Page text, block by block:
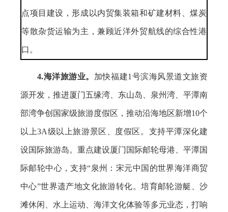
点项目建设，形成以内贸集装箱和矿建材料、煤炭
等散杂货运输为主，兼顾近洋外贸航线的综合性港
口。
4.海洋旅游业。 加快福建1号滨海风景道文旅资
源开发，推进厦门五缘湾、东山岛、泉州湾、平潭南
部湾争创国家级旅游度假区，推动沿海地区新增10个
以上3A级以上旅游景区、度假区。支持平潭深化建
设国际旅游岛。重点建设厦门国际邮轮母港、平潭国
际邮轮中心，支持“泉州：宋元中国的世界海洋商贸
中心”世界遗产地文化旅游转化。培育邮轮游艇、沙
滩休闲、水上运动、海洋文化体验等多元业态，打响